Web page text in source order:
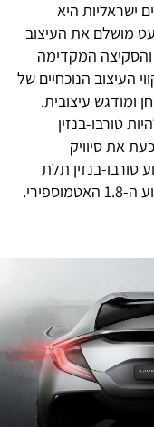
היא
את העיצוב
המקדימה
הנוכחיים של
עיצובית.
בנזין
כעת את סיוויק
בנזין תלת